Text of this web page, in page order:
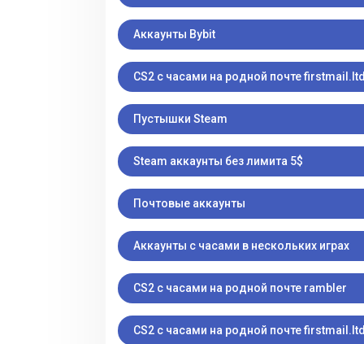
Аккаунты Bybit
CS2 с часами на родной почте
Пустышки Steam
Steam аккаунты без лимита 5$
Почтовые аккаунты
Аккаунты с часами в нескольких играх
CS2 с часами на родной почте rambler
CS2 с часами на родной почте